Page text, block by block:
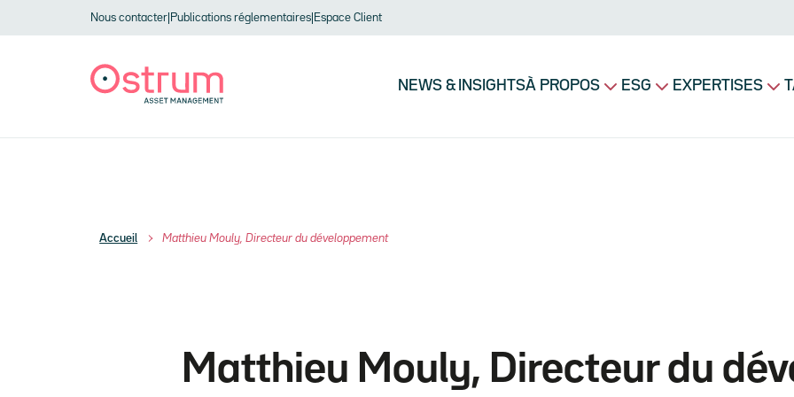
Nous contacter Publications réglementaires Espace Client
Navigation principale
NEWS & INSIGHTSÀ PROPOS ESG EXPERTISES
Accueil Matthieu Mouly, Directeur du développement
Matthieu Mouly, Directeur du